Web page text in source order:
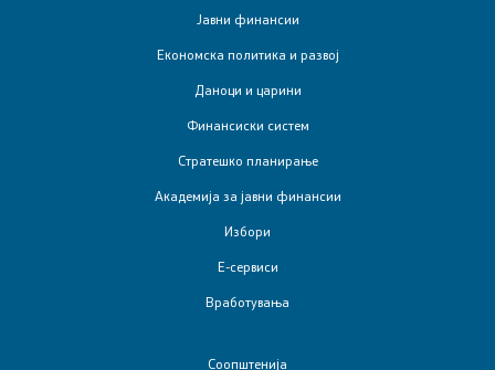
Јавни финансии
Економска политика и развој
Даноци и царини
Финансиски систем
Стратешко планирање
Академија за јавни финансии
Избори
Е-сервиси
Вработувања
Соопштенија